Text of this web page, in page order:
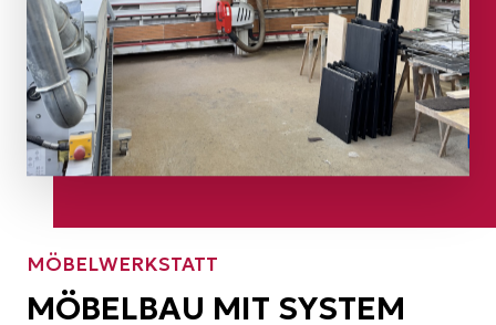
MÖBELWERKSTATT
MÖBELBAU MIT SYSTEM